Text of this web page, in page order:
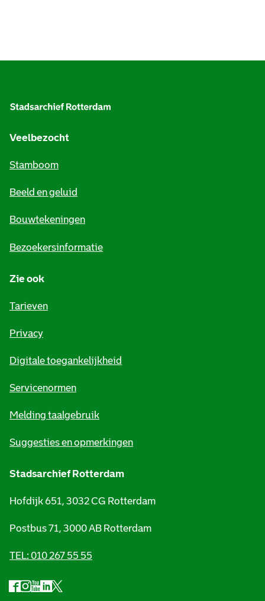
Veelbezocht
Stamboom
Beeld en geluid
Bouwtekeningen
Bezoekersinformatie
Zie ook
Tarieven
Privacy
Digitale toegankelijkheid
Servicenormen
Melding taalgebruik
Suggesties en opmerkingen
Stadsarchief Rotterdam
Hofdijk 651, 3032 CG Rotterdam
Postbus 71, 3000 AB Rotterdam
TEL: 010 267 55 55
S F
a
I
n
Y
o
L
i